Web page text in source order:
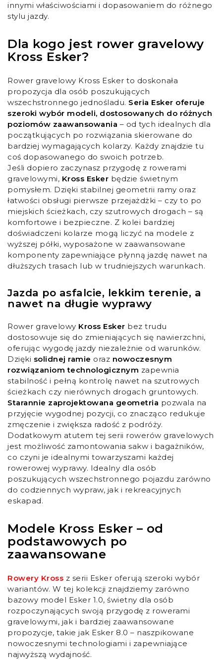
innymi właściwościami i dopasowaniem do różnego
stylu jazdy.
Dla kogo jest rower gravelowy
Kross Esker?
Rower gravelowy Kross Esker to doskonała
propozycja dla osób poszukujących
wszechstronnego jednośladu. Seria Esker oferuje
szeroki wybór modeli, dostosowanych do różnych
poziomów zaawansowania – od tych idealnych dla
początkujących po rozwiązania skierowane do
bardziej wymagających kolarzy. Każdy znajdzie tu
coś dopasowanego do swoich potrzeb.
Jeśli dopiero zaczynasz przygodę z rowerami
gravelowymi, Kross Esker będzie świetnym
pomysłem. Dzięki stabilnej geometrii ramy oraz
łatwości obsługi pierwsze przejażdżki – czy to po
miejskich ścieżkach, czy szutrowych drogach – są
komfortowe i bezpieczne. Z kolei bardziej
doświadczeni kolarze mogą liczyć na modele z
wyższej półki, wyposażone w zaawansowane
komponenty zapewniające płynną jazdę nawet na
dłuższych trasach lub w trudniejszych warunkach.
Jazda po asfalcie, lekkim terenie, a
nawet na długie wyprawy
Rower gravelowy Kross Esker bez trudu
dostosowuje się do zmieniających się nawierzchni,
oferując wygodę jazdy niezależnie od warunków.
Dzięki solidnej ramie oraz nowoczesnym
rozwiązaniom technologicznym zapewnia
stabilność i pełną kontrolę nawet na szutrowych
ścieżkach czy nierównych drogach gruntowych.
Starannie zaprojektowana geometria pozwala na
przyjęcie wygodnej pozycji, co znacząco redukuje
zmęczenie i zwiększa radość z podróży.
Dodatkowym atutem tej serii rowerów gravelowych
jest możliwość zamontowania sakw i bagażników,
co czyni je idealnymi towarzyszami każdej
rowerowej wyprawy. Idealny dla osób
poszukujących wszechstronnego pojazdu zarówno
do codziennych wypraw, jak i rekreacyjnych
eskapad.
Modele Kross Esker – od
podstawowych po
zaawansowane
Rowery Kross z serii Esker oferują szeroki wybór
wariantów. W tej kolekcji znajdziemy zarówno
bazowy model Esker 1.0, świetny dla osób
rozpoczynających swoją przygodę z rowerami
gravelowymi, jak i bardziej zaawansowane
propozycje, takie jak Esker 8.0 – naszpikowane
nowoczesnymi technologiami i zapewniające
najwyższą wydajność.